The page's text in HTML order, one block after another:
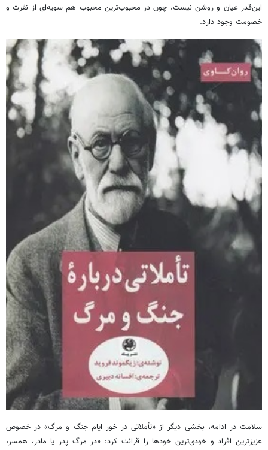
این‌قدر عیان و روشن نیست، چون در محبوب‌ترین محبوب هم سویه‌ای از نفرت و
خصومت وجود دارد.
سلامت در ادامه، بخشی دیگر از «تأملاتی در خور ایام جنگ و مرگ» در خصوص
عزیزترین افراد و خودی‌ترین خودها را قرائت کرد: «در مرگ پدر یا مادر، همسر،